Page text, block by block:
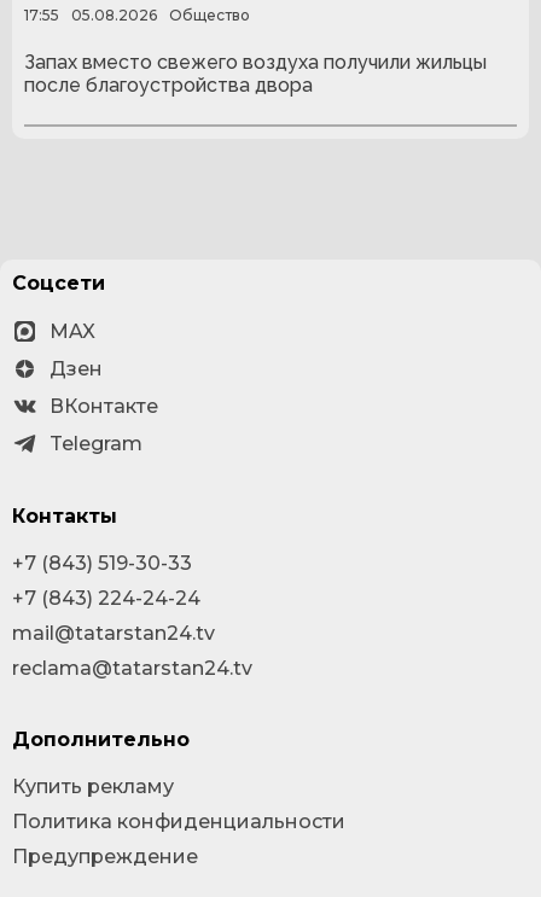
17:55 05.08.2026 Общество
Запах вместо свежего воздуха получили жильцы
после благоустройства двора
Соцсети
MAX
Дзен
ВКонтакте
Telegram
Контакты
+7 (843) 519-30-33
+7 (843) 224-24-24
mail@tatarstan24.tv
reclama@tatarstan24.tv
Дополнительно
Купить рекламу
Политика конфиденциальности
Предупреждение